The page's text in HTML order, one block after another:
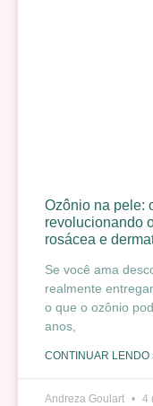
Ozônio na pele:
revolucionando
rosácea e
Se você ama
realmente
o que o ozônio
anos,
CONTINUAR LENDO
Andreza Goulart 4